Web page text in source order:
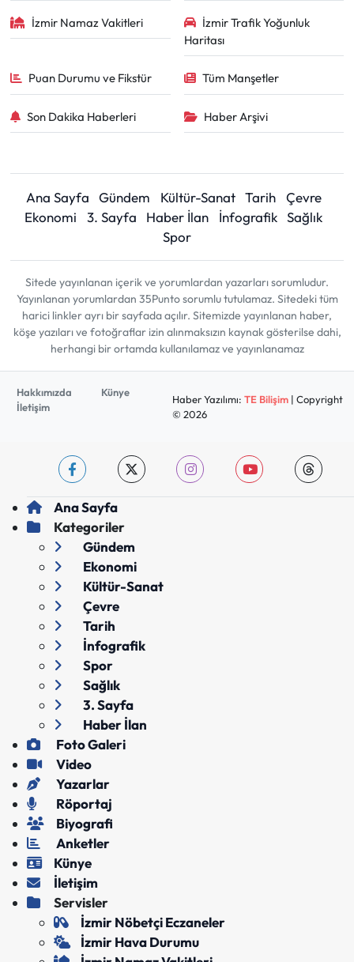
İzmir Namaz Vakitleri
İzmir Trafik Yoğunluk
Haritası
Puan Durumu ve Fikstür Tüm Manşetler
Son Dakika Haberleri Haber Arşivi
Ana Sayfa Gündem Kültür-Sanat Tarih
Çevre
Ekonomi
3. Sayfa Haber İlan İnfografik Sağlık
Spor
Sitede yayınlanan içerik ve yorumlardan yazarları sorumludur.
Yayınlanan yorumlardan 35Punto sorumlu tutulamaz. Sitedeki tüm
harici linkler ayrı bir sayfada açılır. Sitemizde yayınlanan haber,
köşe yazıları ve fotoğraflar izin alınmaksızın kaynak gösterilse dahi,
herhangi bir ortamda kullanılamaz ve yayınlanamaz
Hakkımızda
Künye
İletişim
Haber Yazılımı: TE Bilişim| Copyright
© 2026
Ana Sayfa
Kategoriler
Gündem
Ekonomi
Kültür-Sanat
Çevre
Tarih
İnfografik
Spor
Sağlık
3. Sayfa
Haber İlan
Foto Galeri
Video
Yazarlar
Röportaj
Biyografi
Anketler
Künye
İletişim
Servisler
İzmir Nöbetçi Eczaneler
İzmir Hava Durumu